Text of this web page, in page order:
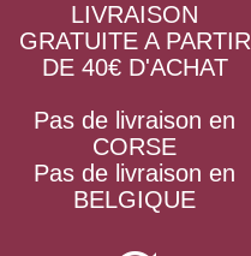
LIVRAISON
GRATUITE A PARTIR
DE 40€ D'ACHAT
Pas de livraison en
CORSE
Pas de livraison en
BELGIQUE